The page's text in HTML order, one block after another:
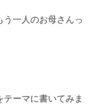
う一人のお母さんっ
ーマに書いてみま